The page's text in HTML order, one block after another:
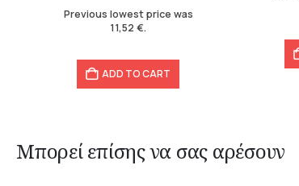
14,40 €.
11,52 €.
Previous lowest price was
11,52€.
ADD TO CART
Μπορεί επίσης να σας αρέσουν